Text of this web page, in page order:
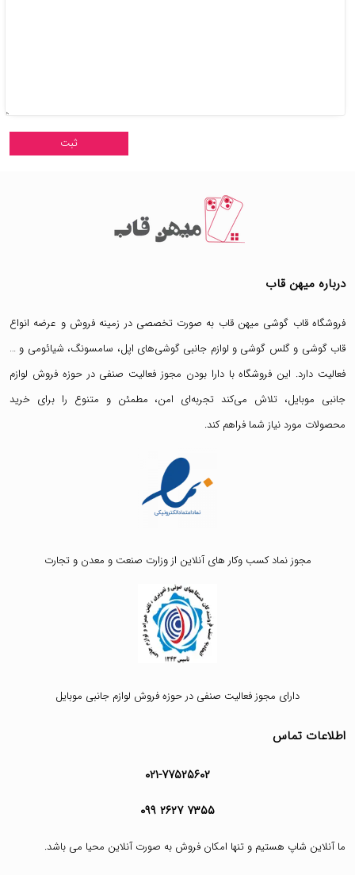
درباره میهن قاب
فروشگاه قاب گوشی میهن قاب به صورت تخصصی در زمینه فروش و عرضه انواع
قاب گوشی وگلس گوشی و لوازم جانبی گوشی‌های اپل، سامسونگ، شیائومی و …
فعالیت دارد. این فروشگاه با دارا بودن مجوز فعالیت صنفی در حوزه فروش لوازم
جانبی موبایل، تلاش می‌کند تجربه‌ای امن، مطمئن و متنوع را برای خرید
محصولات مورد نیاز شما فراهم کند.
مجوز نماد کسب وکار های آنلاین از وزارت صنعت و معدن و تجارت
دارای مجوز فعالیت صنفی در حوزه فروش لوازم جانبی موبایل
اطلاعات تماس
۰۲۱-۷۷۵۲۵۶۰۲
۰۹۹ ۲۶۲۷ ۷۳۵۵
ما آنلاین شاپ هستیم و تنها امکان فروش به صورت آنلاین محیا می باشد.